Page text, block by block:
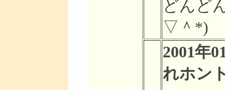
どんど
▽＾*)
2001年
れホン